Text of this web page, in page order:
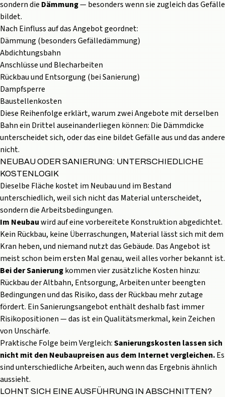
sondern die Dämmung— besonders wenn sie zugleich das Gefälle
bildet.
Nach Einfluss auf das Angebot geordnet:
Dämmung (besonders Gefälledämmung)
Abdichtungsbahn
Anschlüsse und Blecharbeiten
Rückbau und Entsorgung (bei Sanierung)
Dampfsperre
Baustellenkosten
Diese Reihenfolge erklärt, warum zwei Angebote mit derselben
Bahn ein Drittel auseinanderliegen können: Die Dämmdicke
unterscheidet sich, oder das eine bildet Gefälle aus und das andere
nicht.
NEUBAU ODER SANIERUNG: UNTERSCHIEDLICHE
KOSTENLOGIK
Dieselbe Fläche kostet im Neubau und im Bestand
unterschiedlich, weil sich nicht das Material unterscheidet,
sondern die Arbeitsbedingungen.
Im Neubauwird auf eine vorbereitete Konstruktion abgedichtet.
Kein Rückbau, keine Überraschungen, Material lässt sich mit dem
Kran heben, und niemand nutzt das Gebäude. Das Angebot ist
meist schon beim ersten Mal genau, weil alles vorher bekannt ist.
Bei der Sanierungkommen vier zusätzliche Kosten hinzu:
Rückbau der Altbahn, Entsorgung, Arbeiten unter beengten
Bedingungen und das Risiko, dass der Rückbau mehr zutage
fördert. Ein Sanierungsangebot enthält deshalb fast immer
Risikopositionen — das ist ein Qualitätsmerkmal, kein Zeichen
von Unschärfe.
Praktische Folge beim Vergleich:Sanierungskosten lassen sich
nicht mit den Neubaupreisen aus dem Internet vergleichen.Es
sind unterschiedliche Arbeiten, auch wenn das Ergebnis ähnlich
aussieht.
LOHNT SICH EINE AUSFÜHRUNG IN ABSCHNITTEN?